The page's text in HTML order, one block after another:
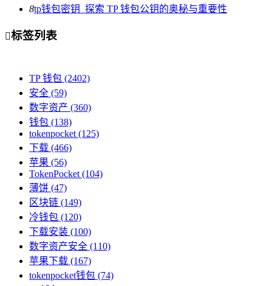
8tp钱包密钥_探索 TP 钱包公钥的奥秘与重要性
标签列表
TP 钱包 (2402)
安全 (59)
数字资产 (360)
钱包 (138)
tokenpocket (125)
下载 (466)
苹果 (56)
TokenPocket (104)
薄饼 (47)
区块链 (149)
冷钱包 (120)
下载安装 (100)
数字资产安全 (110)
苹果下载 (167)
tokenpocket钱包 (74)